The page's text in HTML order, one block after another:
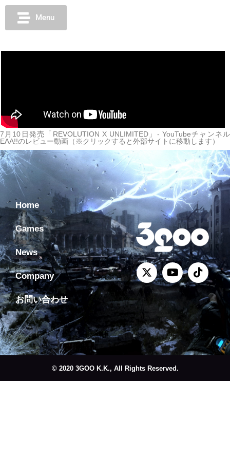
Menu
7月10日発売「REVOLUTION X UNLIMITED」- YouTubeチャンネル
EAA!!のレビュー動画（※クリックすると外部サイトに移動します）
Home
Games
News
Company
お問い合わせ
© 2020 3GOO K.K., All Rights Reserved.